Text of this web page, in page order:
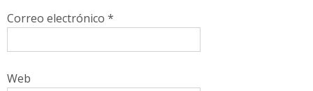
Correo electrónico *
Web